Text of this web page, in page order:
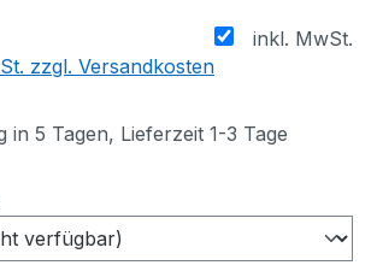
inkl. MwSt.
zzgl. Versandkosten
in 5 Tagen, Lieferzeit 1-3 Tage